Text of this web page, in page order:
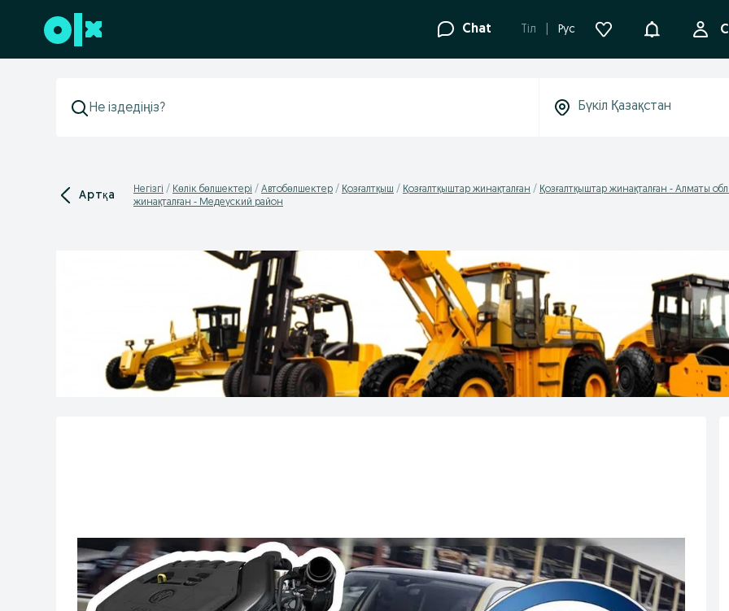
Төменгі деректемеге өту Chat Tіл Рус
Артқа Негізгі Көлік бөлшектері Автобөлшектер Қозғалтқыш Қозғалтқыштар жинақталған Қозғалтқыштар жинақталған - Алматы
жинақталған - Медеуский район